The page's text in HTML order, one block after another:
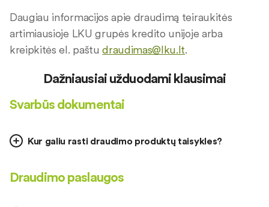
Daugiau informacijos apie draudimą teiraukitės
artimiausioje LKU grupės kredito unijoje arba
kreipkitės el. paštudraudimas@lku.lt.
Dažniausiai užduodami klausimai
Svarbūs dokumentai
Kur galiu rasti draudimo produktų taisykles?
Draudimo paslaugos